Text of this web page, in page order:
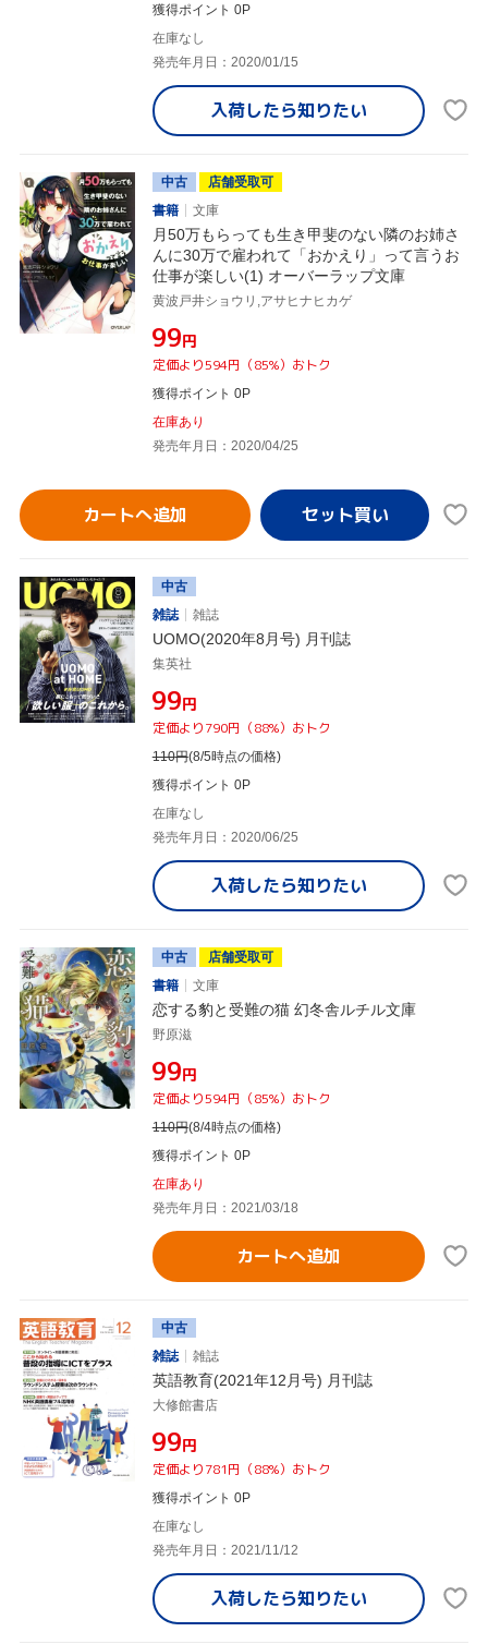
獲得ポイント 0P
在庫なし
発売年月日：2020/01/15
入荷したら知りたい
中古
店舗受取可
書籍
文庫
月50万もらっても生き甲斐のない隣のお姉さ
んに30万で雇われて「おかえり」って言うお
仕事が楽しい(1) オーバーラップ文庫
黄波戸井ショウリ,アサヒナヒカゲ
¥99円
定価より594円（85%）おトク
獲得ポイント 0P
在庫あり
発売年月日：2020/04/25
カートへ追加
中古
雑誌
雑誌
UOMO(2020年8月号) 月刊誌
集英社
¥99円
定価より790円（88%）おトク
110円(8/5時点の価格)
獲得ポイント 0P
在庫なし
発売年月日：2020/06/25
入荷したら知りたい
中古
店舗受取可
書籍
文庫
恋する豹と受難の猫 幻冬舎ルチル文庫
野原滋
¥99円
定価より594円（85%）おトク
110円(8/4時点の価格)
獲得ポイント 0P
在庫あり
発売年月日：2021/03/18
カートへ追加
中古
雑誌
雑誌
英語教育(2021年12月号) 月刊誌
大修館書店
¥99円
定価より781円（88%）おトク
獲得ポイント 0P
在庫なし
発売年月日：2021/11/12
入荷したら知りたい